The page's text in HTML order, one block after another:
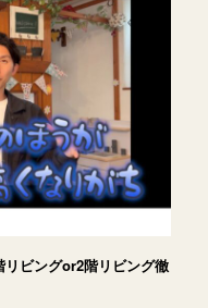
リビングor2階リビング徹